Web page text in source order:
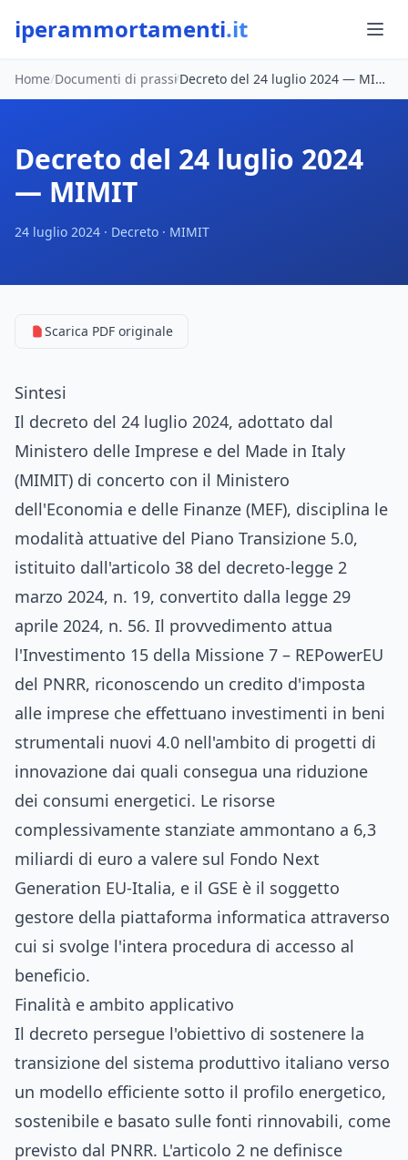
iperammortamenti.it
Home/Documenti di prassi/ Decreto del 24 luglio 2024 — MIMIT
Decreto del 24 luglio 2024
— MIMIT
24 luglio 2024 · Decreto · MIMIT
Scarica PDF originale
Sintesi
Il decreto del 24 luglio 2024, adottato dal
Ministero delle Imprese e del Made in Italy
(MIMIT) di concerto con il Ministero
dell'Economia e delle Finanze (MEF), disciplina le
modalità attuative del Piano Transizione 5.0,
istituito dall'articolo 38 del decreto-legge 2
marzo 2024, n. 19, convertito dalla legge 29
aprile 2024, n. 56. Il provvedimento attua
l'Investimento 15 della Missione 7 – REPowerEU
del PNRR, riconoscendo un credito d'imposta
alle imprese che effettuano investimenti in beni
strumentali nuovi 4.0 nell'ambito di progetti di
innovazione dai quali consegua una riduzione
dei consumi energetici. Le risorse
complessivamente stanziate ammontano a 6,3
miliardi di euro a valere sul Fondo Next
Generation EU-Italia, e il GSE è il soggetto
gestore della piattaforma informatica attraverso
cui si svolge l'intera procedura di accesso al
beneficio.
Finalità e ambito applicativo
Il decreto persegue l'obiettivo di sostenere la
transizione del sistema produttivo italiano verso
un modello efficiente sotto il profilo energetico,
sostenibile e basato sulle fonti rinnovabili, come
previsto dal PNRR. L'articolo 2 ne definisce